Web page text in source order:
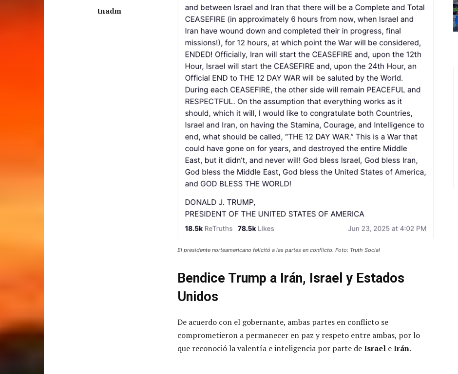
tnadm
El presidente norteamericano felicitó a las partes en conflicto. Foto: Truth Social
Bendice Trump a Irán, Israel y Estados
Unidos
De acuerdo con el gobernante, ambas partes en conflicto se
comprometieron a permanecer en paz y respeto entre ambas, por lo
que reconoció la valentía e inteligencia por parte deIsrael eIrán.